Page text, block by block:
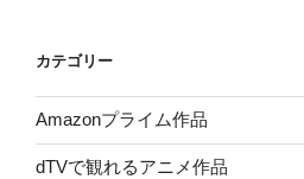
カテゴリー
Amazonプライム作品
dTVで観れるアニメ作品